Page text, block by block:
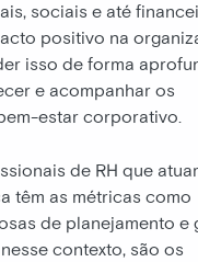
sociais e até
positivo na
isso de forma
e acompanhar os
estar corporativo.
de RH que
têm as métricas como
de planejamento e
contexto, são os